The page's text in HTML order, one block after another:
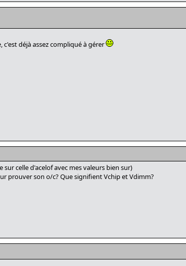
déjà assez compliqué à gérer
celle d'acelof avec mes valeurs bien sur)
prouver son o/c? Que signifient Vchip et Vdimm?